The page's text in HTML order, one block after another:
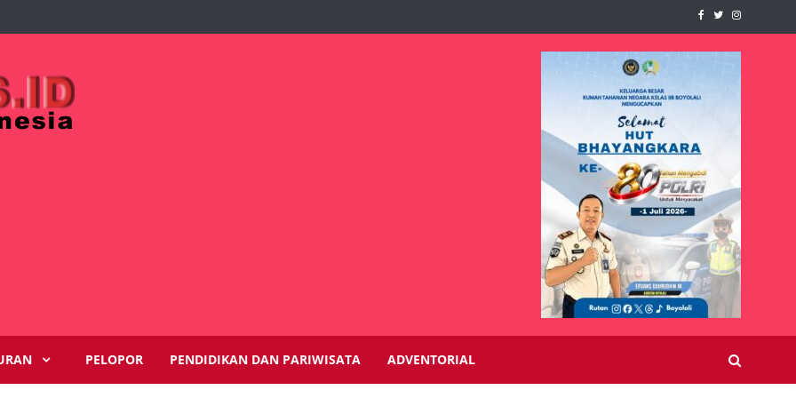
PELOPOR PENDIDIKAN DAN PARIWISATA ADVENTORIAL